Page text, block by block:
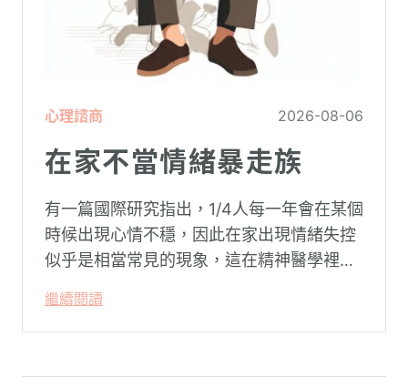
心理諮商 2026-08-06
在家不當情緒暴走族
有一篇國際研究指出，1/4人每一年會在某個
時候出現心情不穩，因此在家出現情緒失控
似乎是相當常見的現象，這在精神醫學裡不
系統在長久使用之下，突然在某一次需要處
理更高層次的資料時，電腦呈現當機現象，
繼續閱讀